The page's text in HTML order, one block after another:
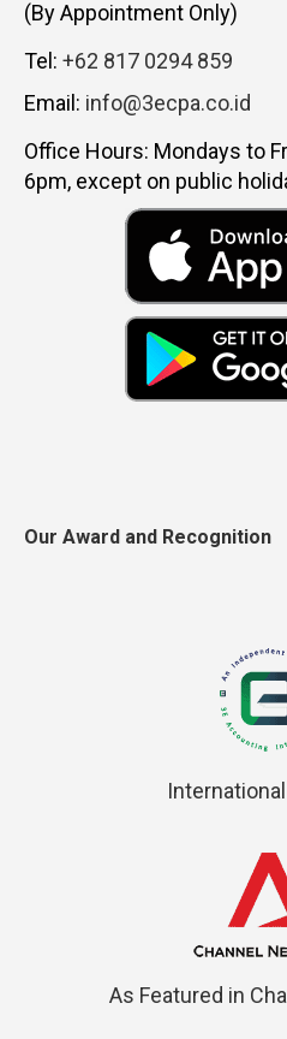
(By Appointment Only)
Tel: +62 817 0294 859
Email: info@3ecpa.co.id
Office Hours: Mondays to
6pm, except on public
Our Award and Recognition
As Featured in